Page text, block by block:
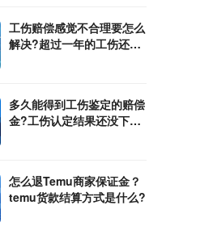
工伤赔偿感觉不合理要怎么
解决?超过一年的工伤还能
多久能得到工伤鉴定的赔偿
金?工伤认定结果还没下来
怎么退Temu商家保证金？
temu货款结算方式是什么?